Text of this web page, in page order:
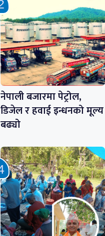
नेपाली बजारमा पेट्रोल,
डिजेल र हवाई इन्धनको मूल्य
बढ्यो